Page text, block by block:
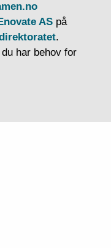
ASpå
.
har behov for